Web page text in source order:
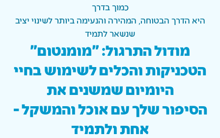
כמוך בדרך
היא הדרך הבטוחה, המהירה והנעימה ביותר לשינוי יציב
שנשאר לתמיד
מודול התרגול: "מומנטום"
הטכניקות והכלים לשימוש בחיי
היומיום שמשנים את
הסיפור שלך עם אוכל והמשקל -
אחת ולתמיד